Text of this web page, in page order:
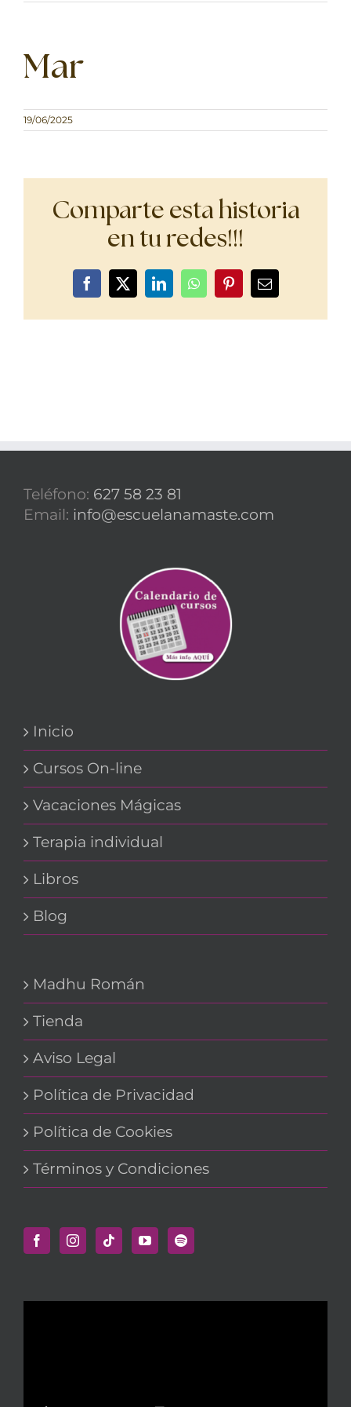
Mar
19/06/2025
Comparte esta historia
en tu redes!!!
Facebook
X LinkedInWhatsAppPinterestCorreo
Teléfono: 627 58 23 81
Email: info@escuelanamaste.com
Inicio
Cursos On-line
Vacaciones Mágicas
Terapia individual
Libros
Blog
Madhu Román
Tienda
Aviso Legal
Política de Privacidad
Política de Cookies
Términos y Condiciones